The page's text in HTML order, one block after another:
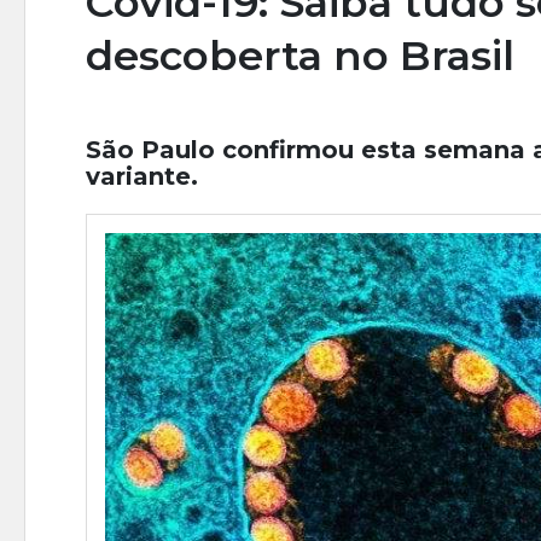
descoberta no Brasil
São Paulo confirmou esta
variante.